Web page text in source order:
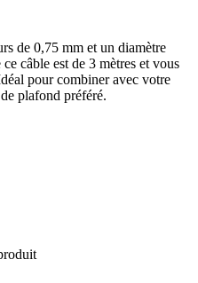
de 0,75 mm et un diamètre
câble est de 3 mètres et vous
pour combiner avec votre
plafond préféré.